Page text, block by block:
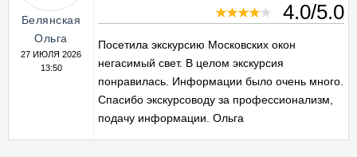
Белянская
Ольга
27 ИЮЛЯ 2026
13:50
4.0/5.0
Посетила экскурсию Московских окон
негасимый свет. В целом экскурсия
понравилась. Информации было очень много.
Спасибо экскурсоводу за профессионализм,
подачу информации. Ольга